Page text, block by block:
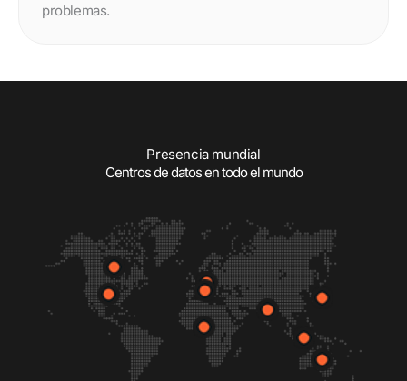
problemas.
Presencia mundial
Centros de datos en todo el mundo